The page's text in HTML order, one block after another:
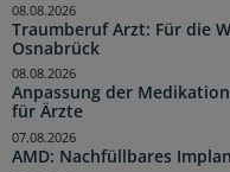
Traumberuf Arzt: Für die
Osnabrück
08.08.2026
Anpassung der
für Ärzte
08.08.2026
AMD: Nachfüllbares
07.08.2026